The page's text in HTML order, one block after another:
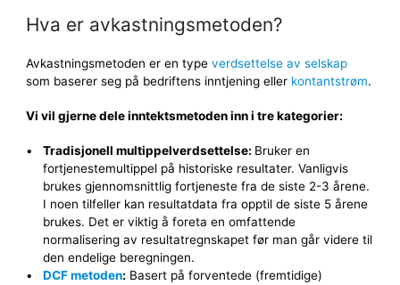
Hva er avkastningsmetoden?
Avkastningsmetoden er en type verdsettelse av selskap
som baserer seg på bedriftens inntjening eller kontantstrøm.
Vi vil gjerne dele inntektsmetoden inn i tre kategorier:
Tradisjonell multippelverdsettelse: Bruker en
fortjenestemultippel på historiske resultater. Vanligvis
brukes gjennomsnittlig fortjeneste fra de siste 2-3 årene.
I noen tilfeller kan resultatdata fra opptil de siste 5 årene
brukes. Det er viktig å foreta en omfattende
normalisering av resultatregnskapet før man går videre til
den endelige beregningen.
DCF metoden: Basert på forventede (fremtidige)